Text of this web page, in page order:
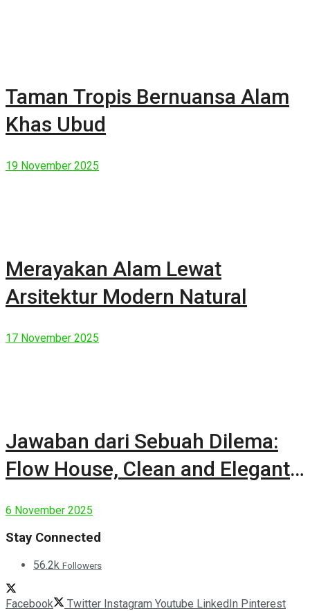
Taman Tropis Bernuansa Alam
Khas Ubud
19 November 2025
Merayakan Alam Lewat
Arsitektur Modern Natural
17 November 2025
Jawaban dari Sebuah Dilema:
Flow House, Clean and Elegant
6 November 2025
Stay Connected
56.2k Followers
Facebook Twitter Instagram Youtube LinkedIn Pinterest